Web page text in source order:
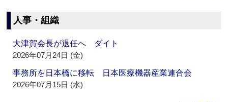
人事・組織
大津賀会長が退任へ ダイト
2026年07月24日 (金)
事務所を日本橋に移転 日本医療機器産業連合会
2026年07月15日 (水)